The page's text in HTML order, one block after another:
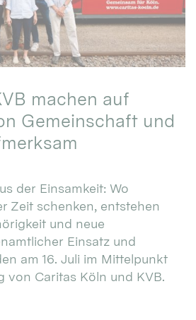
machen auf
Gemeinschaft und
der Einsamkeit: Wo
Zeit schenken, entstehen
und neue
Einsatz und
am 16. Juli im Mittelpunkt
von Caritas Köln und KVB.